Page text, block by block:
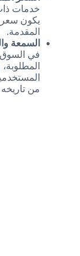
خدمات
يكون سعر
المقدمة.
السمعة
في السوق
من